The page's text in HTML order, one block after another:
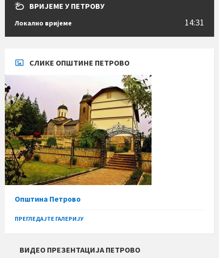
ВРИЈЕМЕ У ПЕТРОВУ
Локално вријеме 14:31
СЛИКЕ ОПШТИНЕ ПЕТРОВО
Општина Петрово
ПРЕГЛЕДАЈТЕ ГАЛЕРИЈУ
ВИДЕО ПРЕЗЕНТАЦИЈА ПЕТРОВО